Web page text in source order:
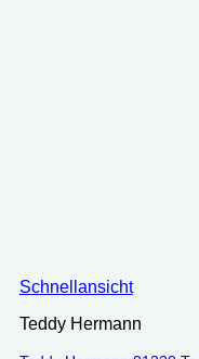
Schnellansicht
Teddy Hermann